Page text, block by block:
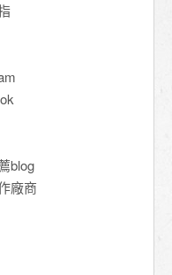
blog
廠商